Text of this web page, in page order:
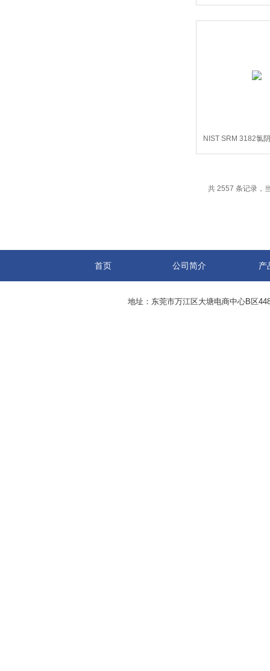
(PO)43-)标
NIST SRM 3182氯
准溶液
共 2557 条记录，
首页 公司简介 产
地址：东莞市万江区大塘电商中心B区